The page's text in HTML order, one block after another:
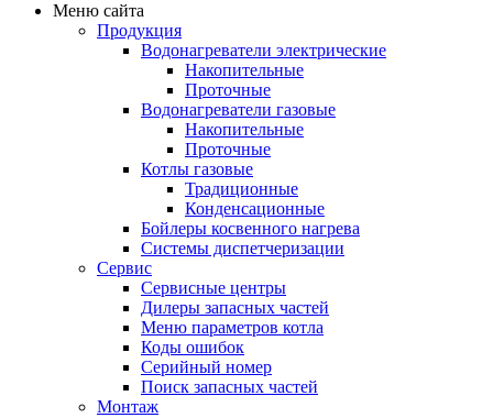
Меню сайта
Продукция
Водонагреватели электрические
Накопительные
Проточные
Водонагреватели газовые
Накопительные
Проточные
Котлы газовые
Традиционные
Конденсационные
Бойлеры косвенного нагрева
Системы диспетчеризации
Сервис
Сервисные центры
Дилеры запасных частей
Меню параметров котла
Коды ошибок
Серийный номер
Поиск запасных частей
Монтаж